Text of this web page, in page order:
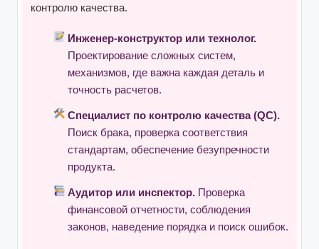
контролю качества.
Инженер-конструктор или технолог.
Проектирование сложных систем,
механизмов, где важна каждая деталь и
точность расчетов.
Специалист по контролю качества (QC).
Поиск брака, проверка соответствия
стандартам, обеспечение безупречности
продукта.
Аудитор или инспектор. Проверка
финансовой отчетности, соблюдения
законов, наведение порядка и поиск ошибок.